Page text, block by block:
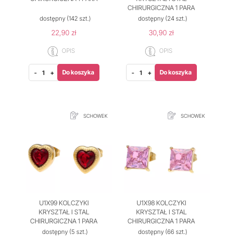
dostępny(142 szt.)
22,90 zł
OPIS
- + Do koszyka
CHIRURGICZNA 1 PARA
dostępny(24 szt.)
30,90 zł
OPIS
- + Do koszyka
SCHOWEK
U1X99 KOLCZYKI
KRYSZTAŁ I STAL
CHIRURGICZNA 1 PARA
dostępny (5 szt.)
SCHOWEK
U1X98 KOLCZYKI
KRYSZTAŁ I STAL
CHIRURGICZNA 1 PARA
dostępny(66 szt.)